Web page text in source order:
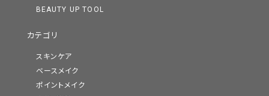
BEAUTY UP TOOL
カテゴリ
スキンケア
ベースメイク
ポイントメイク